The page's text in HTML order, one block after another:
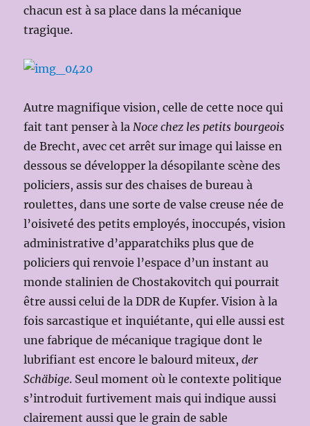
chacun est à sa place dans la mécanique
tragique.
Autre magnifique vision, celle de cette noce qui
fait tant penser à laNoce chez les petits bourgeois
de Brecht, avec cet arrêt sur image qui laisse en
dessous se développer la désopilante scène des
policiers, assis sur des chaises de bureau à
roulettes, dans une sorte de valse creuse née de
l’oisiveté des petits employés, inoccupés, vision
administrative d’apparatchiks plus que de
policiers qui renvoie l’espace d’un instant au
monde stalinien de Chostakovitch qui pourrait
être aussi celui de la DDR de Kupfer. Vision à la
fois sarcastique et inquiétante, qui elle aussi est
une fabrique de mécanique tragique dont le
lubrifiant est encore le balourd miteux,der
Schäbige. Seul moment où le contexte politique
s’introduit furtivement mais qui indique aussi
clairement aussi que le grain de sable